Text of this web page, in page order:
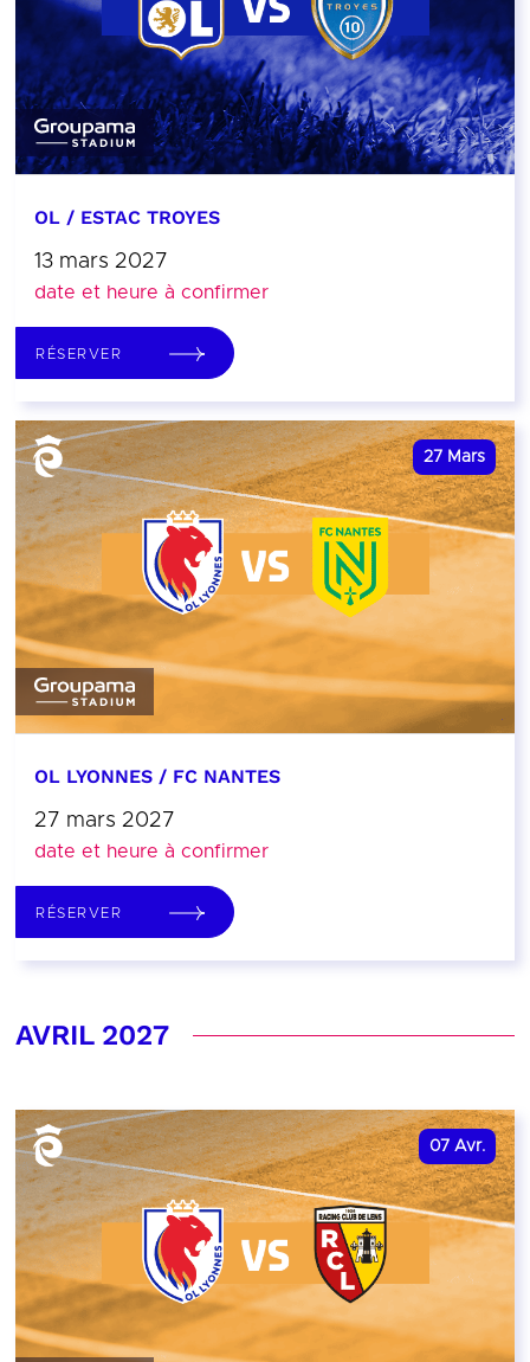
OL / ESTAC TROYES
13 mars 2027
date et heure à confirmer
RÉSERVER
27 Mars
OL LYONNES / FC NANTES
27 mars 2027
date et heure à confirmer
RÉSERVER
AVRIL 2027
07 Avr.